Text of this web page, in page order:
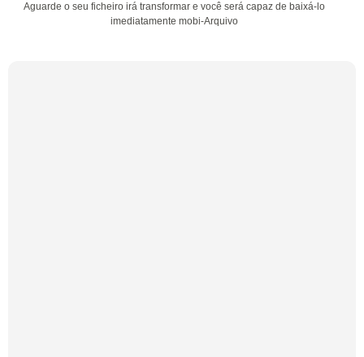
Aguarde o seu ficheiro irá transformar e você será capaz de baixá-lo
imediatamente mobi-Arquivo